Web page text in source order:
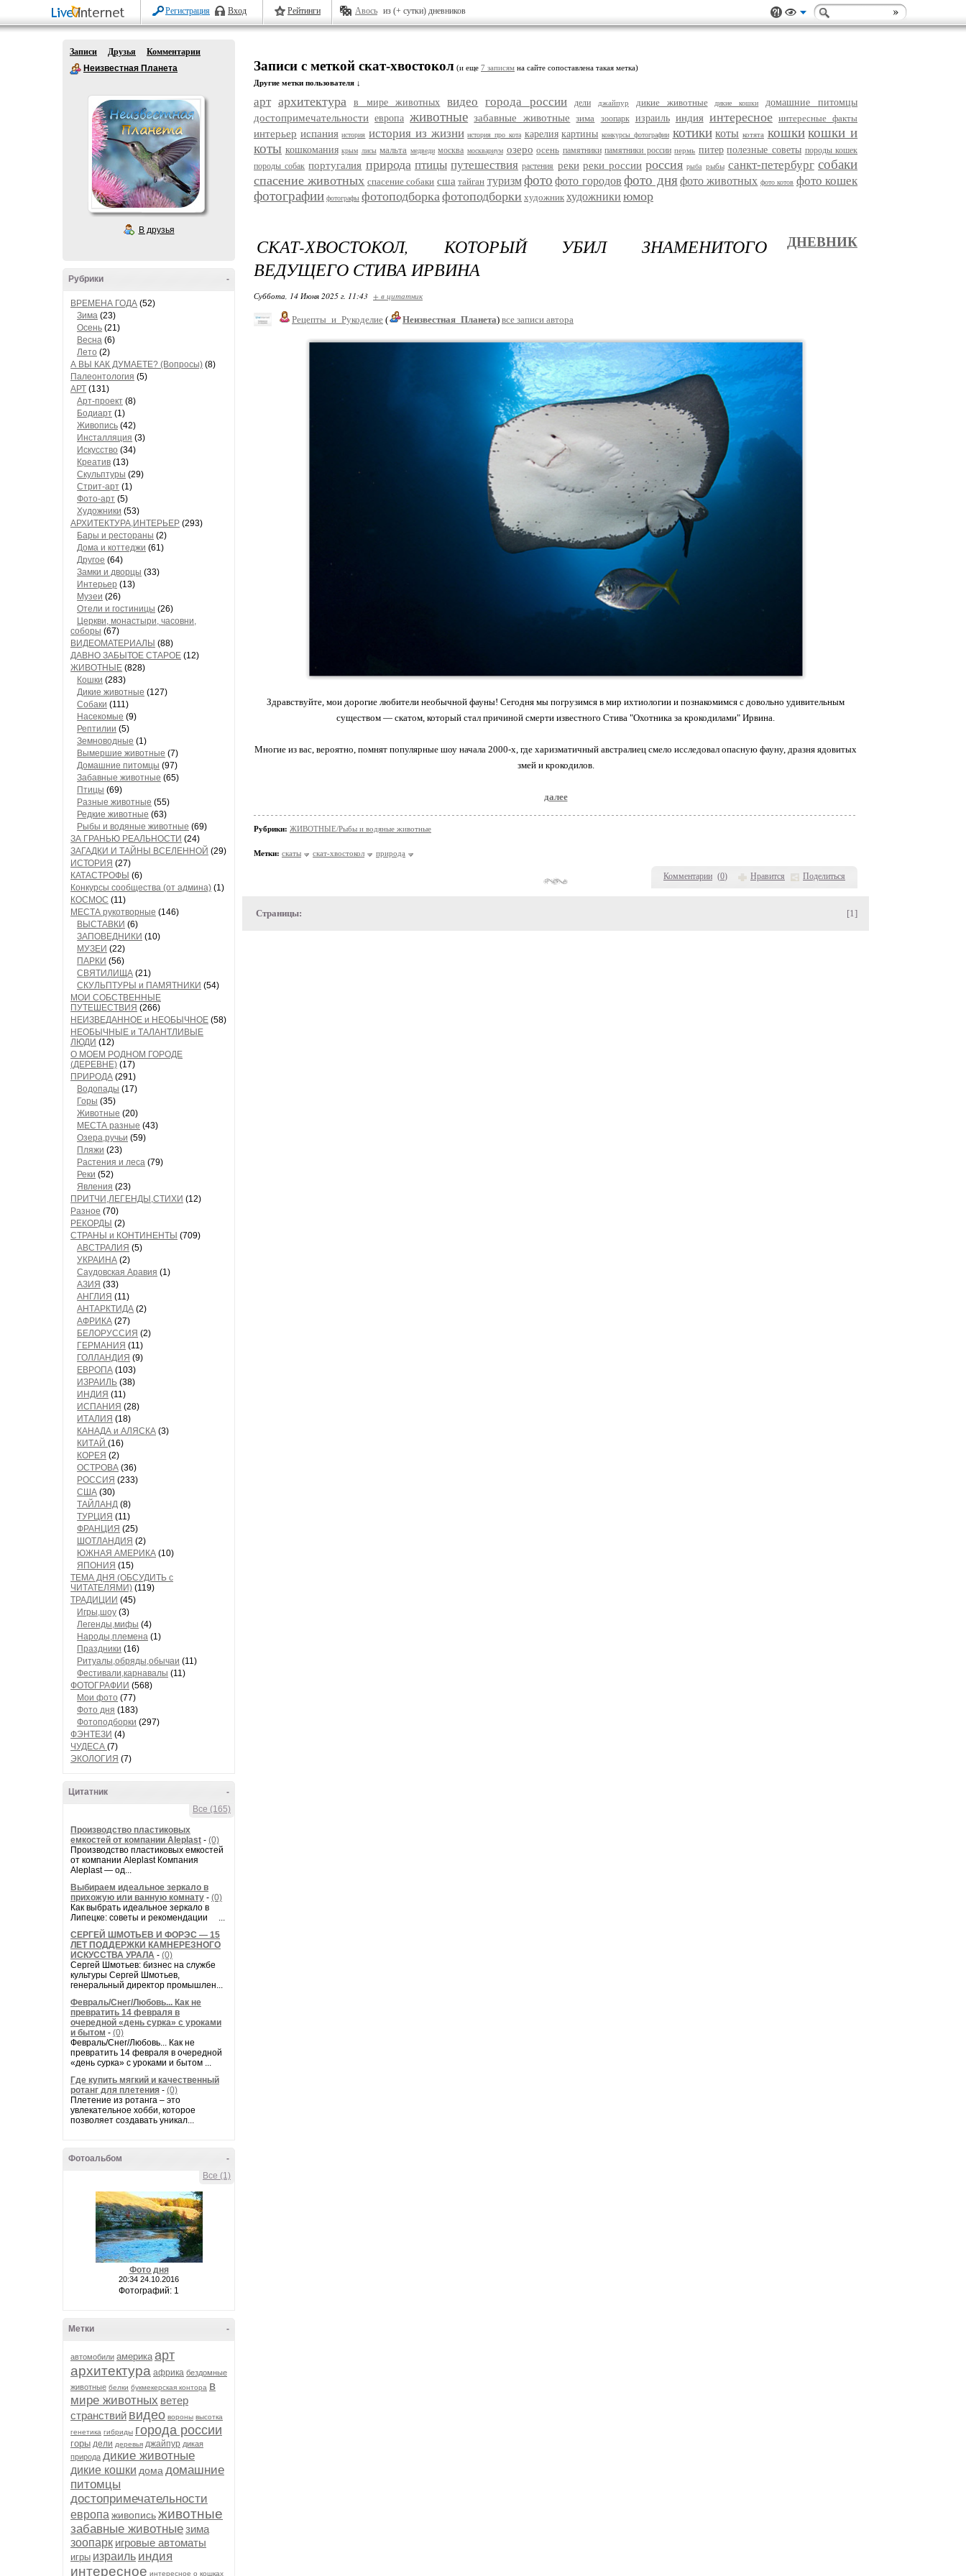
Регистрация Вход Рейтинги Авось из (+ сутки) дневников
Записи Друзья
Комментарии
Неизвестная Планета
В друзья
-
Рубрики
ВРЕМЕНА ГОДА (52)
Зима (23)
Осень (21)
Весна (6)
Лето (2)
А ВЫ КАК ДУМАЕТЕ? (Вопросы) (8)
Палеонтология (5)
АРТ (131)
Арт-проект (8)
Бодиарт (1)
Живопись (42)
Инсталляция (3)
Искусство (34)
Креатив (13)
Скульптуры (29)
Стрит-арт (1)
Фото-арт (5)
Художники (53)
АРХИТЕКТУРА,ИНТЕРЬЕР (293)
Бары и рестораны (2)
Дома и коттеджи (61)
Другое (64)
Замки и дворцы (33)
Интерьер (13)
Музеи (26)
Отели и гостиницы (26)
Церкви, монастыри, часовни,
соборы (67)
ВИДЕОМАТЕРИАЛЫ (88)
ДАВНО ЗАБЫТОЕ СТАРОЕ (12)
ЖИВОТНЫЕ (828)
Кошки (283)
Дикие животные (127)
Собаки (111)
Насекомые (9)
Рептилии (5)
Земноводные (1)
Вымершие животные (7)
Домашние питомцы (97)
Забавные животные (65)
Птицы (69)
Разные животные (55)
Редкие животные (63)
Рыбы и водяные животные (69)
ЗА ГРАНЬЮ РЕАЛЬНОСТИ (24)
ЗАГАДКИ И ТАЙНЫ ВСЕЛЕННОЙ (29)
ИСТОРИЯ (27)
КАТАСТРОФЫ (6)
Конкурсы сообщества (от админа) (1)
КОСМОС (11)
МЕСТА рукотворные (146)
ВЫСТАВКИ (6)
ЗАПОВЕДНИКИ (10)
МУЗЕИ (22)
ПАРКИ (56)
СВЯТИЛИЩА (21)
СКУЛЬПТУРЫ и ПАМЯТНИКИ (54)
МОИ СОБСТВЕННЫЕ
ПУТЕШЕСТВИЯ (266)
НЕИЗВЕДАННОЕ и НЕОБЫЧНОЕ (58)
НЕОБЫЧНЫЕ и ТАЛАНТЛИВЫЕ
ЛЮДИ (12)
О МОЕМ РОДНОМ ГОРОДЕ
(ДЕРЕВНЕ) (17)
ПРИРОДА (291)
Водопады (17)
Горы (35)
Животные (20)
МЕСТА разные (43)
Озера,ручьи (59)
Пляжи (23)
Растения и леса (79)
Реки (52)
Явления (23)
ПРИТЧИ,ЛЕГЕНДЫ,СТИХИ (12)
Разное (70)
РЕКОРДЫ (2)
СТРАНЫ и КОНТИНЕНТЫ (709)
АВСТРАЛИЯ (5)
УКРАИНА (2)
Саудовская Аравия (1)
АЗИЯ (33)
АНГЛИЯ (11)
АНТАРКТИДА (2)
АФРИКА (27)
БЕЛОРУССИЯ (2)
ГЕРМАНИЯ (11)
ГОЛЛАНДИЯ (9)
ЕВРОПА (103)
ИЗРАИЛЬ (38)
ИНДИЯ (11)
ИСПАНИЯ (28)
ИТАЛИЯ (18)
КАНАДА и АЛЯСКА (3)
КИТАЙ (16)
КОРЕЯ (2)
ОСТРОВА (36)
РОССИЯ (233)
США (30)
ТАЙЛАНД (8)
ТУРЦИЯ (11)
ФРАНЦИЯ (25)
ШОТЛАНДИЯ (2)
ЮЖНАЯ АМЕРИКА (10)
ЯПОНИЯ (15)
ТЕМА ДНЯ (ОБСУДИТЬ с
ЧИТАТЕЛЯМИ) (119)
ТРАДИЦИИ (45)
Игры,шоу (3)
Легенды,мифы (4)
Народы,племена (1)
Праздники (16)
Ритуалы,обряды,обычаи (11)
Фестивали,карнавалы (11)
ФОТОГРАФИИ (568)
Мои фото (77)
Фото дня (183)
Фотоподборки (297)
ФЭНТЕЗИ (4)
ЧУДЕСА (7)
ЭКОЛОГИЯ (7)
-
Цитатник
Все (165)
Производство пластиковых
емкостей от компании Aleplast - (0)
Производство пластиковых емкостей
от компании Aleplast Компания
Aleplast — од...
Выбираем идеальное зеркало в
прихожую или ванную комнату - (0)
Как выбрать идеальное зеркало в
Липецке: советы и рекомендации ...
СЕРГЕЙ ШМОТЬЕВ И ФОРЭС — 15
ЛЕТ ПОДДЕРЖКИ КАМНЕРЕЗНОГО
ИСКУССТВА УРАЛА - (0)
Сергей Шмотьев: бизнес на службе
культуры Сергей Шмотьев,
генеральный директор промышлен...
Февраль/Снег/Любовь... Как не
превратить 14 февраля в
очередной «день сурка» с уроками
и бытом - (0)
Февраль/Снег/Любовь... Как не
превратить 14 февраля в очередной
«день сурка» с уроками и бытом ...
Где купить мягкий и качественный
ротанг для плетения - (0)
Плетение из ротанга – это
увлекательное хобби, которое
позволяет создавать уникал...
-
Фотоальбом
Все (1)
Фото дня
20:34 24.10.2016
Фотографий: 1
-
Метки
автомобили америка арт
архитектура африка бездомные
животные белки букмекерская контора в
мире животных ветер
странствий видео вороны высотка
генетика гибриды города россии
горы дели деревья джайпур дикая
природа дикие животные
дикие кошки дома домашние
питомцы
достопримечательности
европа живописьживотные
забавные животныезима
зоопарк игровые автоматы
игры израиль индия
интересное интересное о кошках
Записи с меткой скат-хвостокол (и еще 7 записям на сайте сопоставлена такая метка)
Другие метки пользователя ↓
арт архитектура в мире животных видео города россии дели джайпур дикие животные дикие кошки домашние питомцы
достопримечательности европа животные забавные животные зима зоопарк израиль индия интересное интересные факты
интерьер испания история история из жизни история про кота карелия картины конкурсы фотографии котики коты котята кошки кошки и
коты кошкомания крым лисы мальта медведи москва москвариум озеро осень памятники памятники россии пермь питер полезные советы породы кошек
породы собак португалия природа птицы путешествия растения реки реки россии россия рыба рыбы санкт-петербург собаки
спасение животных спасение собаки сша тайган туризм фото фото городов фото дня фото животных фото котов фото кошек
фотографии фотографы фотоподборкафотоподборки художник художники юмор
Комментарии (0) Нравится Поделиться
СКАТ-ХВОСТОКОЛ, КОТОРЫЙ УБИЛ ЗНАМЕНИТОГО
ВЕДУЩЕГО СТИВА ИРВИНА
ДНЕВНИК
Суббота, 14 Июня 2025 г. 11:43 + в цитатник
Рецепты_и_Рукоделие ( Неизвестная_Планета) все записи автора
Здравствуйте, мои дорогие любители необычной фауны! Сегодня мы погрузимся в мир ихтиологии и познакомимся с довольно удивительным
существом — скатом, который стал причиной смерти известного Стива "Охотника за крокодилами" Ирвина.
Многие из вас, вероятно, помнят популярные шоу начала 2000-х, где харизматичный австралиец смело исследовал опасную фауну, дразня ядовитых
змей и крокодилов.
далее
Рубрики: ЖИВОТНЫЕ/Рыбы и водяные животные
Метки: скаты скат-хвостокол природа
Страницы: [1]